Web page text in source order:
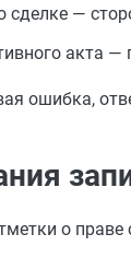
сделке —
акта
ошибка,
о